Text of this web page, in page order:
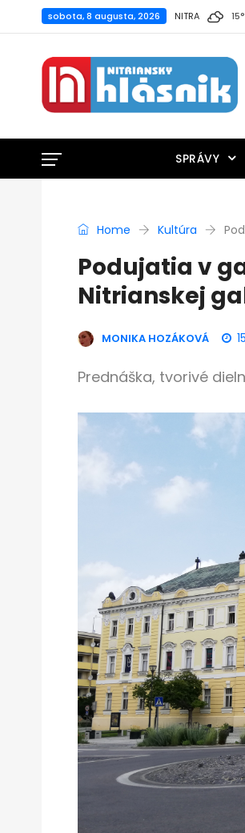
sobota, 8 augusta, 2026 NITRA 15°
SPRÁVY
Home Kultúra
Podujatia v
Nitrianskej
MONIKA HOZÁKOVÁ
Prednáška, tvorivé